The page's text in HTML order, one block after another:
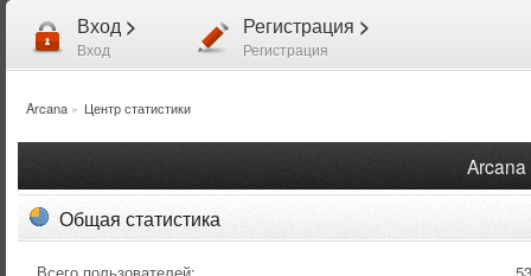
Вход >
Вход
Регистрация >
Регистрация
Arcana» Центр статистики
Arcana
Общая статистика
Всего пользователей: